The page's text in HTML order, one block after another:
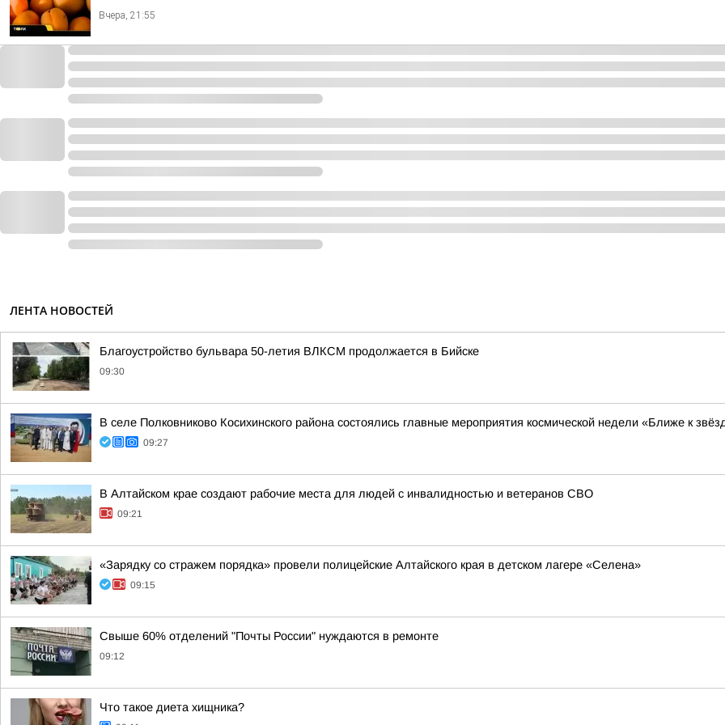
Вчера, 21:55
ЛЕНТА НОВОСТЕЙ
Благоустройство бульвара 50-летия ВЛКСМ продолжается в Бийске
09:30
В селе Полковниково Косихинского района состоялись главные мероприятия космической недели «Ближе к
09:27
В Алтайском крае создают рабочие места для людей с инвалидностью и ветеранов СВО
09:21
«Зарядку со стражем порядка» провели полицейские Алтайского края в детском лагере «Селена»
09:15
Свыше 60% отделений "Почты России" нуждаются в ремонте
09:12
Что такое диета хищника?